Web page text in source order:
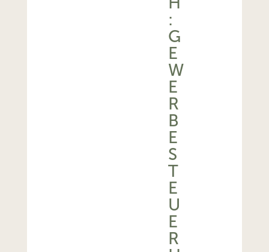
:
G
E
W
E
R
B
E
S
T
E
U
E
R